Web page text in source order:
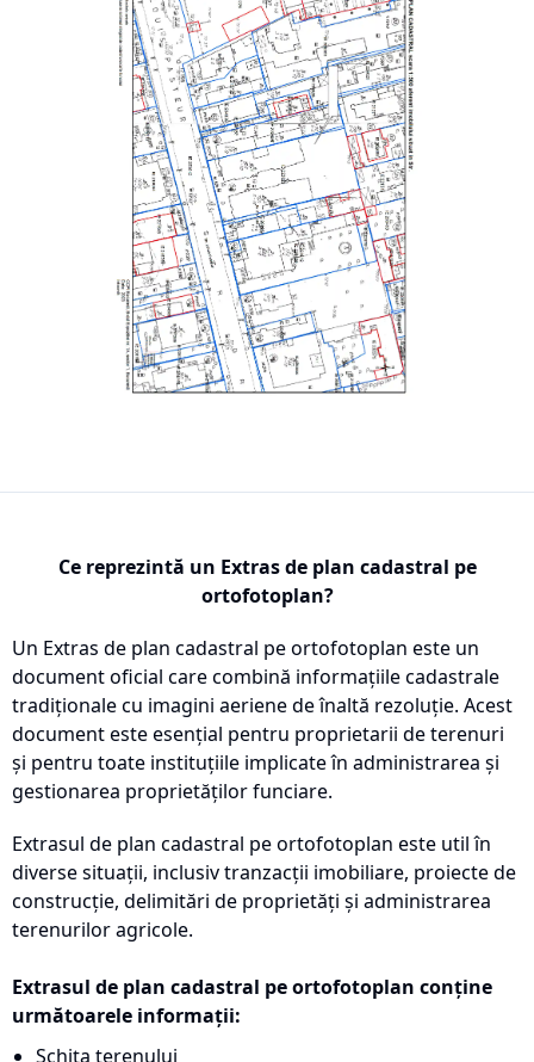
Ce reprezintă un Extras de plan cadastral pe
ortofotoplan?
Un Extras de plan cadastral pe ortofotoplan este un
document oficial care combină informațiile cadastrale
tradiționale cu imagini aeriene de înaltă rezoluție. Acest
document este esențial pentru proprietarii de terenuri
și pentru toate instituțiile implicate în administrarea și
gestionarea proprietăților funciare.
Extrasul de plan cadastral pe ortofotoplan este util în
diverse situații, inclusiv tranzacții imobiliare, proiecte de
construcție, delimitări de proprietăți și administrarea
terenurilor agricole.
Extrasul de plan cadastral pe ortofotoplan conține
următoarele informații:
Schița terenului